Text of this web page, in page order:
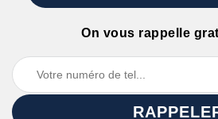
On vous rappelle